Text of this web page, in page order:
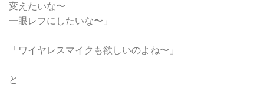
変えたいな〜
一眼レフにしたいな〜」
「ワイヤレスマイクも欲しいのよね〜」
と